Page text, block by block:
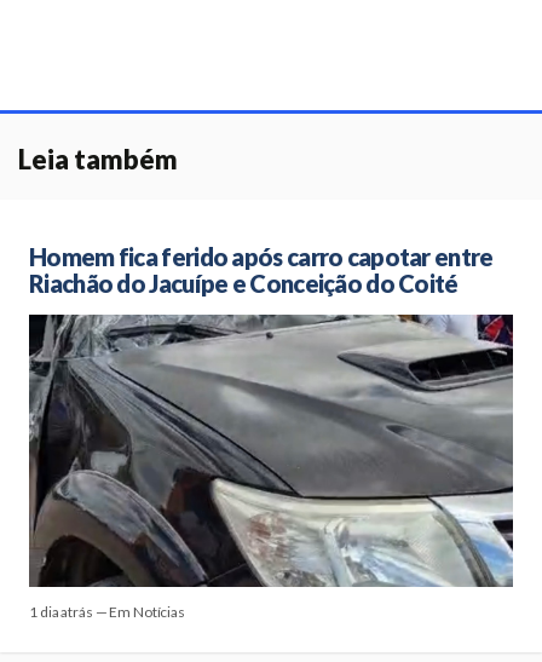
Leia também
Homem fica ferido após carro capotar entre
Riachão do Jacuípe e Conceição do Coité
1 dia atrás — Em Notícias